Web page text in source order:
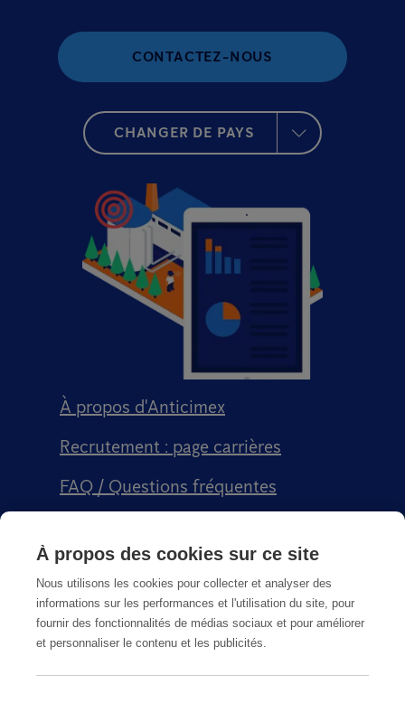
CONTACTEZ-NOUS
CHANGER DE PAYS
À propos d'Anticimex
Recrutement : page carrières
FAQ / Questions fréquentes
Conditions générales de vente CGPS
À propos des cookies sur ce site
Nous utilisons les cookies pour collecter et analyser des
informations sur les performances et l'utilisation du site, pour
fournir des fonctionnalités de médias sociaux et pour améliorer
et personnaliser le contenu et les publicités.